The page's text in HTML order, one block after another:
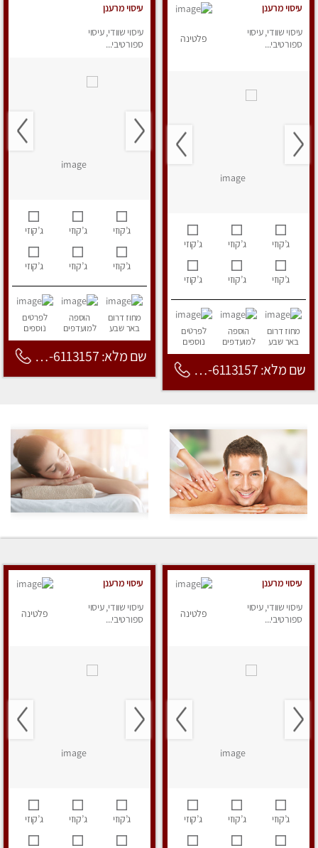
עיסוי מרענן
עיסוי שוודי, עיסוי
ספורטיבי...
פלטינה
ג’קוזי ג’קוזי ג’קוזי
ג’קוזי ג’קוזי ג’קוזי
מחוז דרום
באר שבע
הוספה
למועדפים
לפרטים
נוספים
שם מלא: 053-6113157
עיסוי מרענן
עיסוי שוודי, עיסוי
ספורטיבי...
ג’קוזי ג’קוזי ג’קוזי
ג’קוזי ג’קוזי ג’קוזי
מחוז דרום
באר שבע
הוספה
למועדפים
לפרטים
נוספים
שם מלא: 053-6113157
עיסוי מרענן
עיסוי שוודי, עיסוי
ספורטיבי...
פלטינה
ג’קוזי ג’קוזי ג’קוזי
עיסוי מרענן
עיסוי שוודי, עיסוי
ספורטיבי...
פלטינה
ג’קוזי ג’קוזי ג’קוזי